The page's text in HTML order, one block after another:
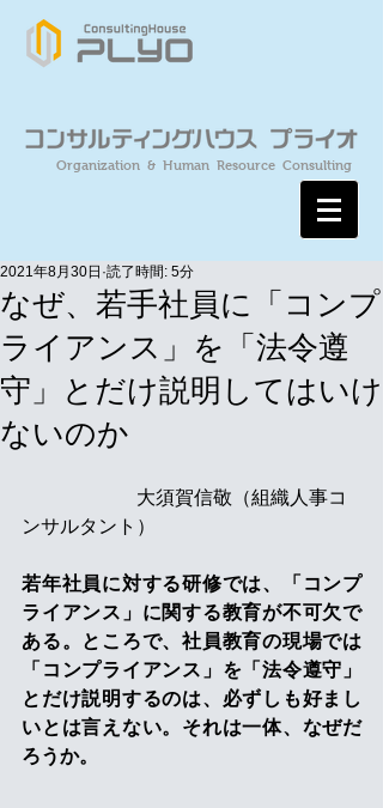
Organization & Human Resource Consulting
なぜ、若手社員に「コンプ
ライアンス」を「法令遵
守」とだけ説明してはいけ
ないのか
2021年8月30日 読了時間: 5分
大須賀信敬（組織人事コ
ンサルタント）
若年社員に対する研修では、「コンプ
ライアンス」に関する教育が不可欠で
ある。ところで、社員教育の現場では
「コンプライアンス」を「法令遵守」
とだけ説明するのは、必ずしも好まし
いとは言えない。それは一体、なぜだ
ろうか。